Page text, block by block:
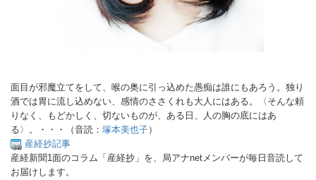
面目が邪魔立てをして、喉の奥に引っ込めた愚痴は誰にもあろう。独り
酒では胃に流し込めない、感情のささくれも大人にはある。〈そんな頼
りなく、もどかしく、切ないものが、ある日、人の胸の底にはあ
る〉。・・・（音読： 塚本美也子）
産経抄記事
産経新聞1面のコラム「産経抄」を、局アナnetメンバーが毎日音読して
お届けします。